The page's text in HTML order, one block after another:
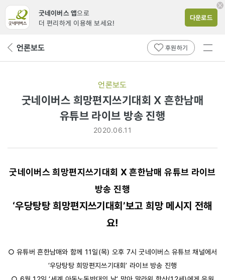
굿네이버스 앱으로
더 편리하게 이용해 보세요!
다운로드
뒤 언론보도 후원하기
전체
언론보도
굿네이버스 희망편지쓰기대회 X 흔한남매
유튜브 라이브 방송 진행
2020.06.11
굿네이버스 희망편지쓰기대회 X 흔한남매 유튜브 라이브
방송 진행
‘우당탕탕 희망편지쓰기대회’보고 희망 메시지 전해
요!
○ 유튜버 흔한남매와 함께 11일(목) 오후 7시 굿네이버스 유튜브 채널에서
‘우당탕탕 희망편지쓰기대회’ 라이브 방송 진행